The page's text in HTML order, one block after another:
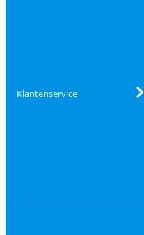
Klantenservice